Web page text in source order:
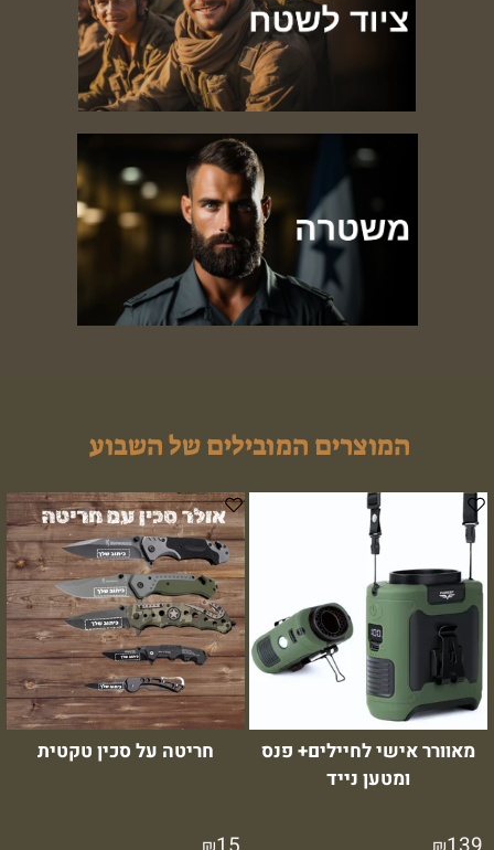
המוצרים המובילים של השבוע
מאוורר אישי לחיילים+ פנס
ומטען נייד
חריטה על סכין טקטית